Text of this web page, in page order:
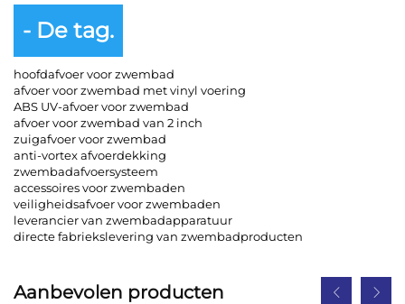
- De tag.
hoofdafvoer voor zwembad
afvoer voor zwembad met vinyl voering
ABS UV-afvoer voor zwembad
afvoer voor zwembad van 2 inch
zuigafvoer voor zwembad
anti-vortex afvoerdekking
zwembadafvoersysteem
accessoires voor zwembaden
veiligheidsafvoer voor zwembaden
leverancier van zwembadapparatuur
directe fabriekslevering van zwembadproducten
Aanbevolen producten